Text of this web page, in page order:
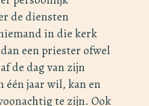
de diensten
in die kerk
een priester ofwel
de dag van zijn
één jaar wil, kan en
te zijn. Ook